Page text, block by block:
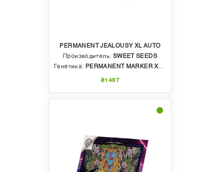
PERMANENT JEALOUSY XL AUTO
Производитель: SWEET SEEDS
Генетика: PERMANENT MARKER X JEALOUSY Z XL AUTO
₴1497